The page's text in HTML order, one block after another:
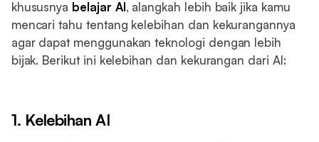
khususnya belajar AI, alangkah lebih baik jika kamu
mencari tahu tentang kelebihan dan kekurangannya
agar dapat menggunakan teknologi dengan lebih
bijak. Berikut ini kelebihan dan kekurangan dari AI:
1. Kelebihan AI